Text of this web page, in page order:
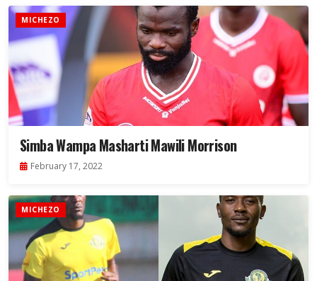
MICHEZO
Simba Wampa Masharti Mawili Morrison
February 17, 2022
MICHEZO